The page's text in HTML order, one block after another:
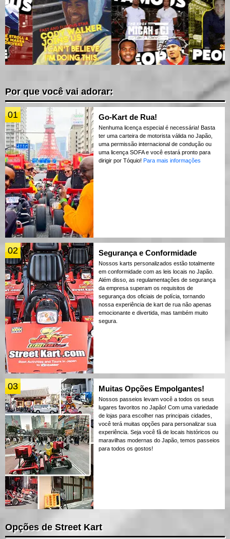
Por que você vai adorar:
01 Go-Kart de Rua!
Nenhuma licença especial é necessária! Basta
ter uma carteira de motorista válida no Japão,
uma permissão internacional de condução ou
uma licença SOFA e você estará pronto para
dirigir por Tóquio! Para mais informações
02 Segurança e Conformidade
Nossos karts personalizados estão totalmente
em conformidade com as leis locais no Japão.
Além disso, as regulamentações de segurança
da empresa superam os requisitos de
segurança dos oficiais de polícia, tornando
nossa experiência de kart de rua não apenas
emocionante e divertida, mas também muito
segura.
03 Muitas Opções Empolgantes!
Nossos passeios levam você a todos os seus
lugares favoritos no Japão! Com uma variedade
de lojas para escolher nas principais cidades,
você terá muitas opções para personalizar sua
experiência. Seja você fã de locais históricos ou
maravilhas modernas do Japão, temos passeios
para todos os gostos!
Opções de Street Kart